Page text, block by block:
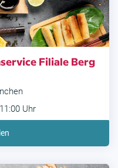
Filiale Berg
Uhr